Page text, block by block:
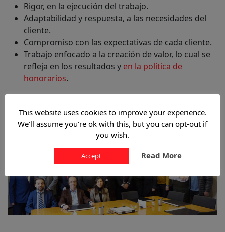
Rigor, en la ejecución del trabajo.
Adaptabilidad y respuesta, a las necesidades del
cliente.
Compromiso con las expectativas de cada cliente.
Trabajo enfocado a la creación de valor, lo cual se
refleja en los resultados y en la política de
honorarios.
This website uses cookies to improve your experience.
We'll assume you're ok with this, but you can opt-out if
you wish.
Accept Read More